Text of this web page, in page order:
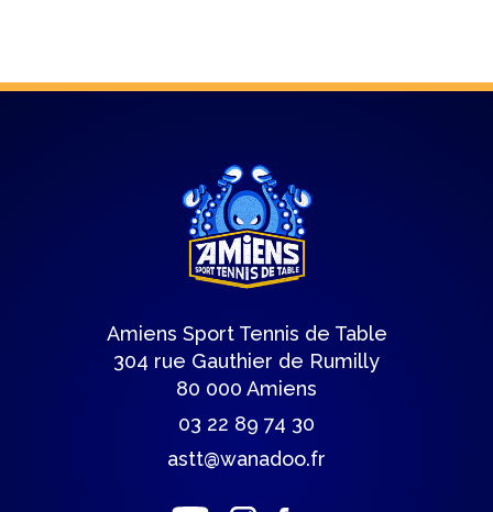
Amiens Sport Tennis de Table
304 rue Gauthier de Rumilly
80 000 Amiens
03 22 89 74 30
astt@wanadoo.fr